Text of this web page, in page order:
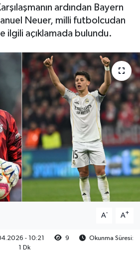
ardından Bayern
Neuer, milli futbolcudan
ilgili açıklamada bulundu.
A- A+
- 10:21 9
Okunma Süresi:
1 Dk